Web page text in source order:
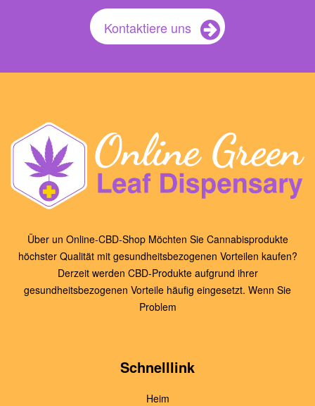
Kontaktiere uns
Über un Online-CBD-Shop Möchten Sie Cannabisprodukte
höchster Qualität mit gesundheitsbezogenen Vorteilen kaufen?
Derzeit werden CBD-Produkte aufgrund ihrer
gesundheitsbezogenen Vorteile häufig eingesetzt. Wenn Sie
Problem
Schnelllink
Heim